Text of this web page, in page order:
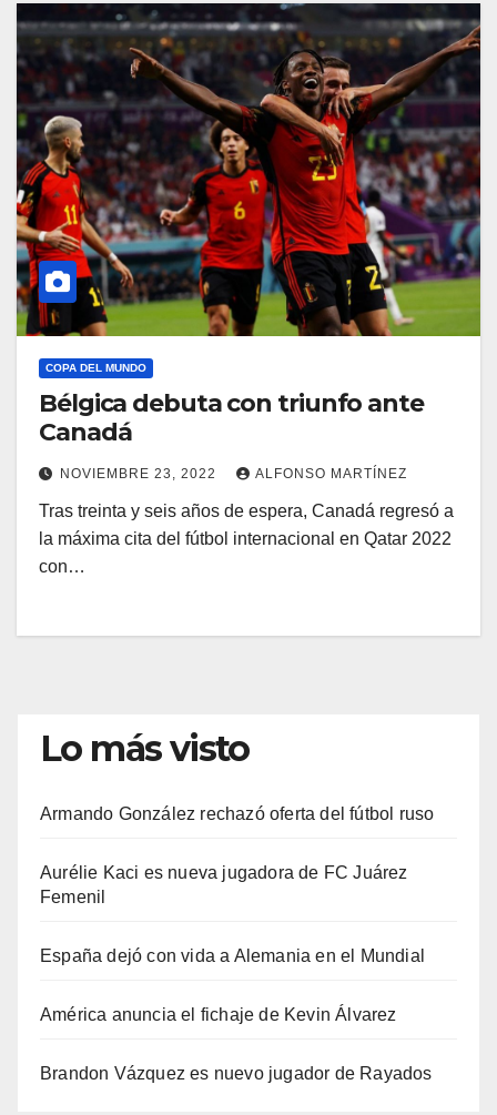
COPA DEL MUNDO
Bélgica debuta con triunfo ante
Canadá
NOVIEMBRE 23, 2022 ALFONSO MARTÍNEZ
Tras treinta y seis años de espera, Canadá regresó a
la máxima cita del fútbol internacional en Qatar 2022
con…
Lo más visto
Armando González rechazó oferta del fútbol ruso
Aurélie Kaci es nueva jugadora de FC Juárez
Femenil
España dejó con vida a Alemania en el Mundial
América anuncia el fichaje de Kevin Álvarez
Brandon Vázquez es nuevo jugador de Rayados